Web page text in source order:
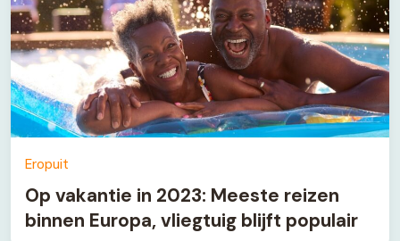
Eropuit
Op vakantie in 2023: Meeste reizen
binnen Europa, vliegtuig blijft populair